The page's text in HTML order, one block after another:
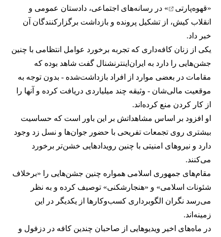
«قهوه‌پارتی
» در رسانه‌های اجتماعی، دادستان عمومی و
انقلاب کیش، از تشکیل پرونده و بازداشت برگزارکنندگان آن
خبر داد.
یکی از زنان کافه‌داری که تجربه برخورد عوامل انتظامی با چنین
جشن‌هایی را دارد به ایران‌اینترنشنال گفت شاهد بوده که
مقامات در بعضی موارد از افراد بازداشت‌‌شده - بدون توجه به
موقعیت مالی‌شان - وثیقه چند میلیاردی دریافت کرده و آنها را
از کار کردن منع کرده‌اند.
او افزود بر اساس مشاهداتش بر این باور است که حساسیت
بیشتری روی تجمعات تفریحی با حضور جوان‌ها و نسل زد وجود
دارد و نیروهای امنیتی با چنین رویدادهایی خشن‌تر برخورد
می‌کنند.
مقام‌های جمهوری اسلامی همواره چنین جشن‌هایی را «برخلاف
شئونات اسلامی» و «هنجارشکنی» توصیف کرده و به نظر
می‌رسد نگران الگوبرداری کسب‌وکارها از یکدیگر در این
زمینه‌اند.
در ماه‌های اخیر ویدیوهایی از صاحبان چندین کافه در دزفول و